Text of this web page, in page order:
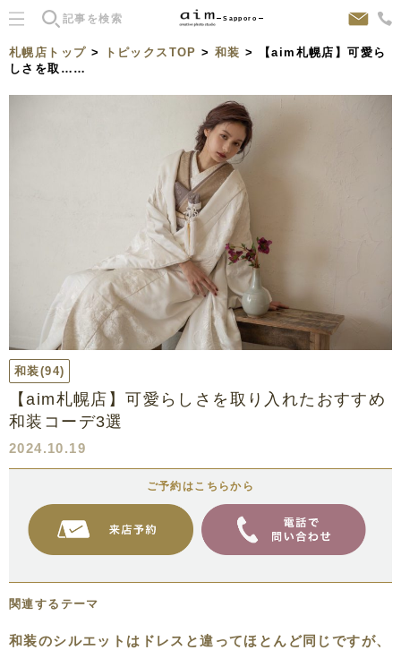
Sapporo
札幌店トップ > トピックスTOP >和装 > 【aim札幌店】可愛ら
しさを取……
和装(94)
【aim札幌店】可愛らしさを取り入れたおすすめ
和装コーデ3選
2024.10.19
ご予約はこちらから
関連するテーマ
和装のシルエットはドレスと違ってほとんど同じですが、